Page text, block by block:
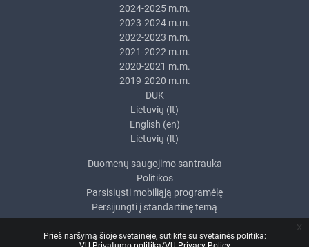
Prieš naršymą šioje svetainėje, sutikite su svetainės politika:
x
2024-2025 m.m.
2023-2024 m.m.
2022-2023 m.m.
2021-2022 m.m.
2020-2021 m.m.
2019-2020 m.m.
DUK
Lietuvių ‎(lt)‎
English ‎(en)‎
Lietuvių ‎(lt)‎
Duomenų saugojimo santrauka
Politikos
Parsisiųsti mobiliąją programėlę
Persijungti į standartinę temą